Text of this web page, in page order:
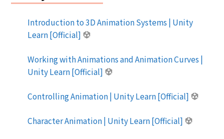
Introduction to 3D Animation Systems | Unity
Learn [Official]
Working with Animations and Animation Curves |
Unity Learn [Official]
Controlling Animation | Unity Learn [Official]
Character Animation | Unity Learn [Official]